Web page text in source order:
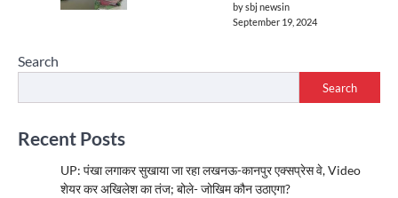
by sbj newsin
September 19, 2024
Search
Search
Recent Posts
UP: पंखा लगाकर सुखाया जा रहा लखनऊ-कानपुर एक्सप्रेस वे, Video
शेयर कर अखिलेश का तंज; बोले- जोखिम कौन उठाएगा?